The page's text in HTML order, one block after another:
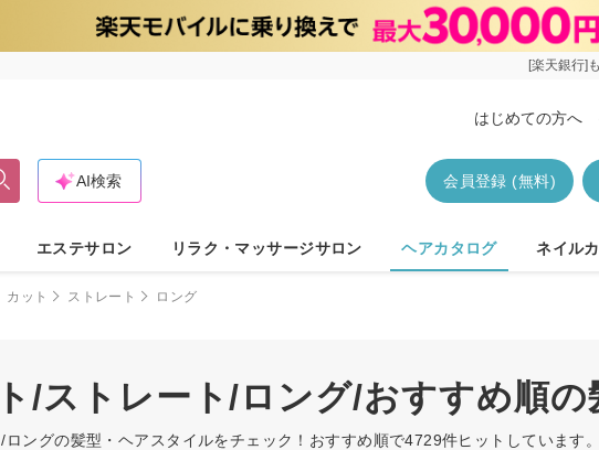
[楽天銀行]
はじめての方へ
会員登録 (無料)
AI検索
エステサロン リラク・マッサージサロン ヘアカタログ ネイル
カット ストレート ロング
/ストレート/ロング/おすすめ順
ングの髪型・ヘアスタイルをチェック！おすすめ順で4729件ヒットしています